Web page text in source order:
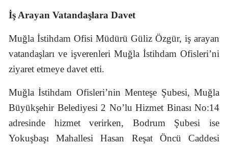
İş Arayan Vatandaşlara Davet
Muğla İstihdam Ofisi Müdürü Güliz Özgür, iş arayan
vatandaşları ve işverenleri Muğla İstihdam Ofisleri’ni
ziyaret etmeye davet etti.
Muğla İstihdam Ofisleri’nin Menteşe Şubesi, Muğla
Büyükşehir Belediyesi 2 No’lu Hizmet Binası No:14
adresinde hizmet verirken, Bodrum Şubesi ise
Yokuşbaşı Mahallesi Hasan Reşat Öncü Caddesi